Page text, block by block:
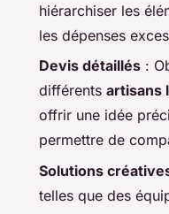
hiérarchiser les
les dépenses
Devis détaillés :
différents artisans
offrir une idée
permettre de
Solutions
telles que des